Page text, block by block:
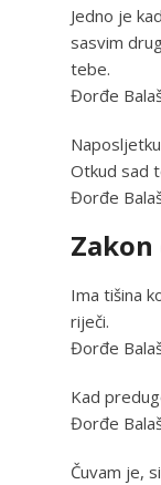
Jedno je
sasvim
tebe.
Đorđe
Otkud sad
Đorđe
Ima tišina
riječi.
Đorđe
Kad
Đorđe
Čuvam je,